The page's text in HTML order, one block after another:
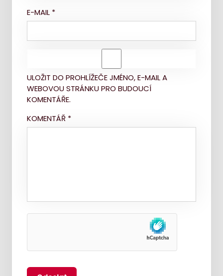
E-MAIL *
ULOŽIT DO PROHLÍŽEČE JMÉNO, E-MAIL A
WEBOVOU STRÁNKU PRO BUDOUCÍ
KOMENTÁŘE.
KOMENTÁŘ *